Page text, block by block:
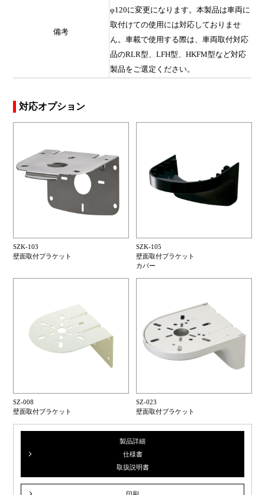
備考
φ120に変更になります。本製品は車両に
取付けての使用には対応しておりませ
ん。車載で使用する際は、車両取付対応
品のRLR型、LFH型、HKFM型など対応
製品をご選定ください。
対応オプション
SZK-103
壁面取付ブラケット
SZK-105
壁面取付ブラケット
カバー
SZ-008
壁面取付ブラケット
SZ-023
壁面取付ブラケット
製品詳細
仕様書
取扱説明書